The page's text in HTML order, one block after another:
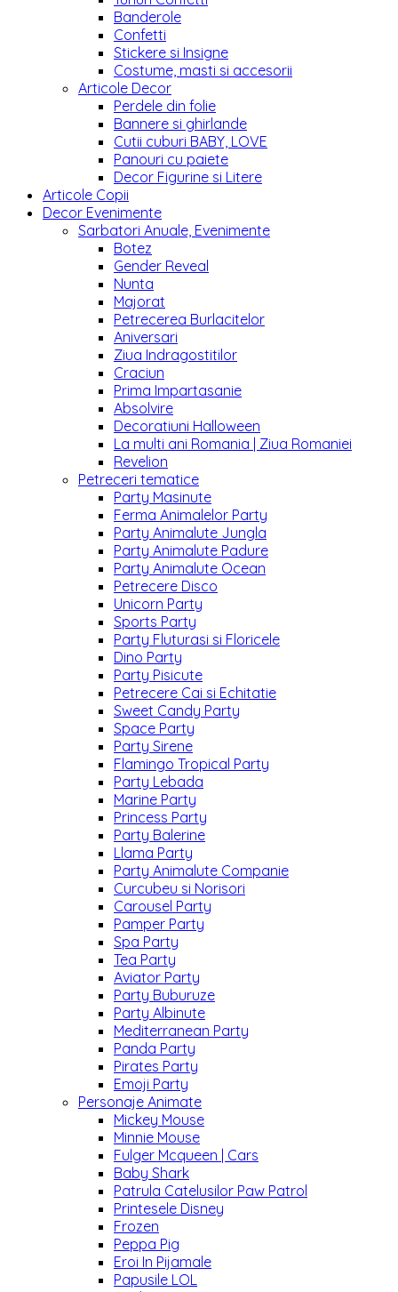
Banderole
Confetti
Stickere si Insigne
Costume, masti si accesorii
Articole Decor
Perdele din folie
Bannere si ghirlande
Cutii cuburi BABY, LOVE
Panouri cu paiete
Decor Figurine si Litere
Articole Copii
Decor Evenimente
Sarbatori Anuale, Evenimente
Botez
Gender Reveal
Nunta
Majorat
Petrecerea Burlacitelor
Aniversari
Ziua Indragostitilor
Craciun
Prima Impartasanie
Absolvire
Decoratiuni Halloween
La multi ani Romania | Ziua Romaniei
Revelion
Petreceri tematice
Party Masinute
Ferma Animalelor Party
Party Animalute Jungla
Party Animalute Padure
Party Animalute Ocean
Petrecere Disco
Unicorn Party
Sports Party
Party Fluturasi si Floricele
Dino Party
Party Pisicute
Petrecere Cai si Echitatie
Sweet Candy Party
Space Party
Party Sirene
Flamingo Tropical Party
Party Lebada
Marine Party
Princess Party
Party Balerine
Llama Party
Party Animalute Companie
Curcubeu si Norisori
Carousel Party
Pamper Party
Spa Party
Tea Party
Aviator Party
Party Buburuze
Party Albinute
Mediterranean Party
Panda Party
Pirates Party
Emoji Party
Personaje Animate
Mickey Mouse
Minnie Mouse
Fulger Mcqueen | Cars
Baby Shark
Patrula Catelusilor Paw Patrol
Printesele Disney
Frozen
Peppa Pig
Eroi In Pijamale
Papusile LOL